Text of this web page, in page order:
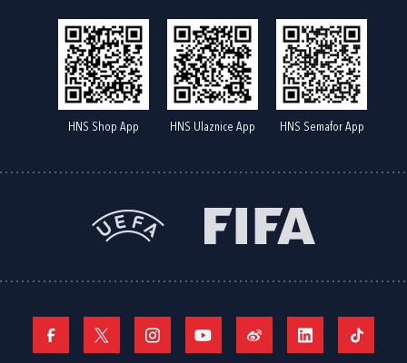
HNS Shop App HNS Ulaznice App HNS Semafor App